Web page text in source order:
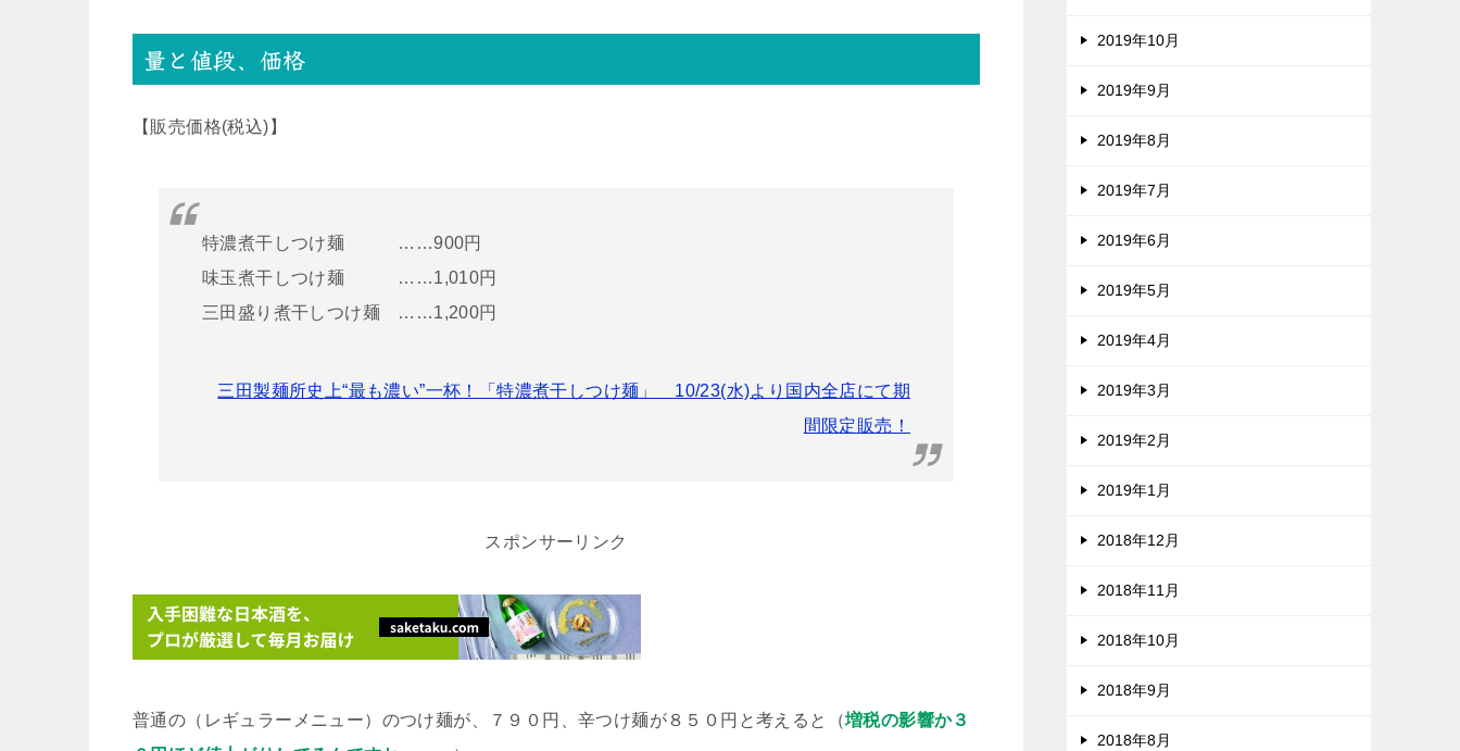
量と値段、価格
【販売価格(税込)】
特濃煮干しつけ麺 ……900円
味玉煮干しつけ麺 ……1,010円
三田盛り煮干しつけ麺 ……1,200円
三田製麺所史上“最も濃い”一杯！「特濃煮干しつけ麺」 10/23(水)より国内全店にて期
間限定販売！
スポンサーリンク
普通の（レギュラーメニュー）のつけ麺が、７９０円、辛つけ麺が８５０円と考えると（増税の影響か３
2019年10月
2019年9月
2019年8月
2019年7月
2019年6月
2019年5月
2019年4月
2019年3月
2019年2月
2019年1月
2018年12月
2018年11月
2018年10月
2018年9月
2018年8月